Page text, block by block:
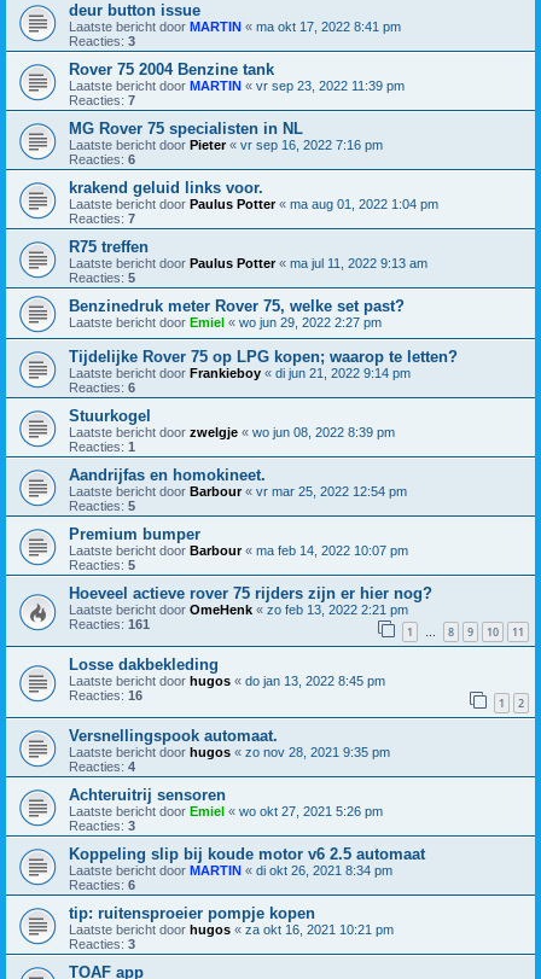
deur button issue
Laatste bericht door MARTIN « ma okt 17, 2022 8:41 pm
Reacties: 3
Rover 75 2004 Benzine tank
Laatste bericht door MARTIN « vr sep 23, 2022 11:39 pm
Reacties: 7
MG Rover 75 specialisten in NL
Laatste bericht door Pieter« vr sep 16, 2022 7:16 pm
Reacties: 6
krakend geluid links voor.
Laatste bericht door Paulus Potter« ma aug 01, 2022 1:04 pm
Reacties: 7
R75 treffen
Laatste bericht door Paulus Potter« ma jul 11, 2022 9:13 am
Reacties: 5
Benzinedruk meter Rover 75, welke set past?
Laatste bericht door Emiel « wo jun 29, 2022 2:27 pm
Tijdelijke Rover 75 op LPG kopen; waarop te letten?
Laatste bericht door Frankieboy « di jun 21, 2022 9:14 pm
Reacties: 6
Stuurkogel
Laatste bericht door zwelgje « wo jun 08, 2022 8:39 pm
Reacties: 1
Aandrijfas en homokineet.
Laatste bericht door Barbour« vr mar 25, 2022 12:54 pm
Reacties: 5
Premium bumper
Laatste bericht door Barbour« ma feb 14, 2022 10:07 pm
Reacties: 5
Hoeveel actieve rover 75 rijders zijn er hier nog?
Laatste bericht door OmeHenk « zo feb 13, 2022 2:21 pm
Reacties: 161 1 … 8 9 10 11
Losse dakbekleding
Laatste bericht door hugos « do jan 13, 2022 8:45 pm
Reacties: 16 1 2
Versnellingspook automaat.
Laatste bericht door hugos « zo nov 28, 2021 9:35 pm
Reacties: 4
Achteruitrij sensoren
Laatste bericht door Emiel « wo okt 27, 2021 5:26 pm
Reacties: 3
Koppeling slip bij koude motor v6 2.5 automaat
Laatste bericht door MARTIN « di okt 26, 2021 8:34 pm
Reacties: 6
tip: ruitensproeier pompje kopen
Laatste bericht door hugos « za okt 16, 2021 10:21 pm
Reacties: 3
TOAF app